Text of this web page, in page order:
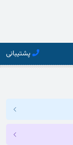
پشتیبانی